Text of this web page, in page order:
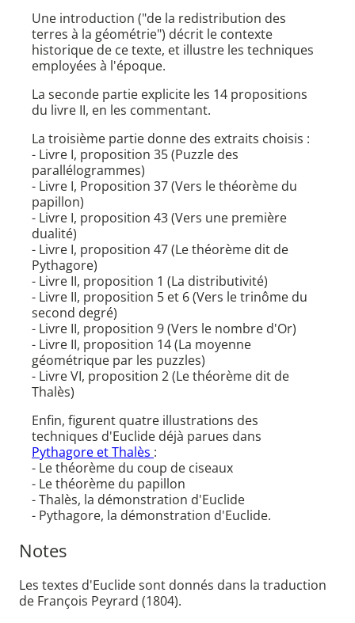
Une introduction ("de la redistribution des
terres à la géométrie") décrit le contexte
historique de ce texte, et illustre les techniques
employées à l'époque.
La seconde partie explicite les 14 propositions
du livre II, en les commentant.
La troisième partie donne des extraits choisis :
- Livre I, proposition 35 (Puzzle des
parallélogrammes)
- Livre I, Proposition 37 (Vers le théorème du
papillon)
- Livre I, proposition 43 (Vers une première
dualité)
- Livre I, proposition 47 (Le théorème dit de
Pythagore)
- Livre II, proposition 1 (La distributivité)
- Livre II, proposition 5 et 6 (Vers le trinôme du
second degré)
- Livre II, proposition 9 (Vers le nombre d'Or)
- Livre II, proposition 14 (La moyenne
géométrique par les puzzles)
- Livre VI, proposition 2 (Le théorème dit de
Thalès)
Enfin, figurent quatre illustrations des
techniques d'Euclide déjà parues dans
Pythagore et Thalès :
- Le théorème du coup de ciseaux
- Le théorème du papillon
- Thalès, la démonstration d'Euclide
- Pythagore, la démonstration d'Euclide.
Notes
Les textes d'Euclide sont donnés dans la traduction
de François Peyrard (1804).